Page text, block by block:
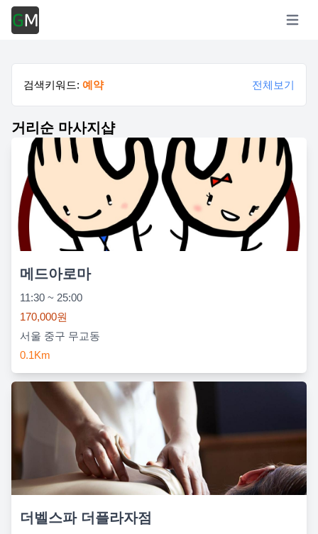
Open
검색키워드: 예약 전체보기
거리순 마사지샵
메드아로마
11:30 ~ 25:00
170,000원
서울 중구 무교동
0.1Km
더벨스파 더플라자점